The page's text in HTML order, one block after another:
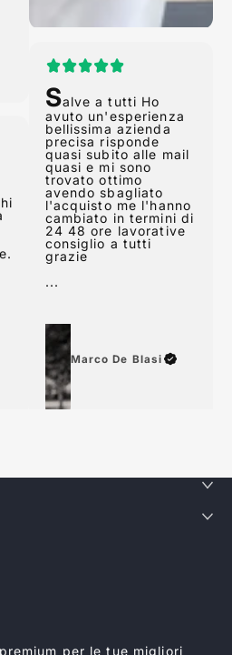
Salve a tutti Ho
avuto un'esperienza
bellissima azienda
precisa risponde
quasi subito alle mail
quasi e mi sono
trovato ottimo
avendo sbagliato
l'acquisto me l'hanno
cambiato in termini di
24 48 ore lavorative
consiglio a tutti
Marco De Blasi
per le tue migliori